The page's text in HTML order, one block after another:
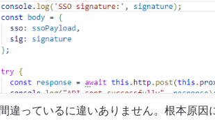
違っているに違いありません。根本原因